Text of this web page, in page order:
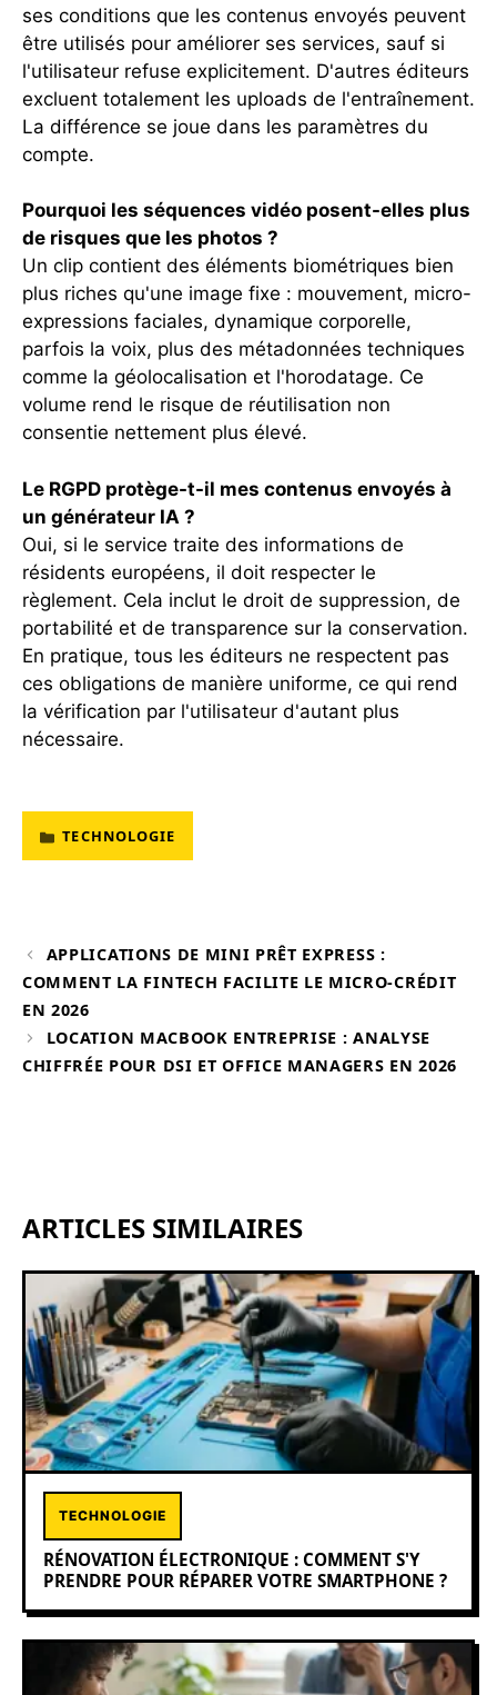
ses conditions que les contenus envoyés peuvent
être utilisés pour améliorer ses services, sauf si
l'utilisateur refuse explicitement. D'autres éditeurs
excluent totalement les uploads de l'entraînement.
La différence se joue dans les paramètres du
compte.
Pourquoi les séquences vidéo posent-elles plus
de risques que les photos ?
Un clip contient des éléments biométriques bien
plus riches qu'une image fixe : mouvement, micro-
expressions faciales, dynamique corporelle,
parfois la voix, plus des métadonnées techniques
comme la géolocalisation et l'horodatage. Ce
volume rend le risque de réutilisation non
consentie nettement plus élevé.
Le RGPD protège-t-il mes contenus envoyés à
un générateur IA ?
Oui, si le service traite des informations de
résidents européens, il doit respecter le
règlement. Cela inclut le droit de suppression, de
portabilité et de transparence sur la conservation.
En pratique, tous les éditeurs ne respectent pas
ces obligations de manière uniforme, ce qui rend
la vérification par l'utilisateur d'autant plus
nécessaire.
CATÉGORIES
TECHNOLOGIE
APPLICATIONS DE MINI PRÊT EXPRESS :
COMMENT LA FINTECH FACILITE LE MICRO-CRÉDIT
EN 2026
LOCATION MACBOOK ENTREPRISE : ANALYSE
CHIFFRÉE POUR DSI ET OFFICE MANAGERS EN 2026
ARTICLES SIMILAIRES
TECHNOLOGIE
RÉNOVATION ÉLECTRONIQUE : COMMENT S'Y
PRENDRE POUR RÉPARER VOTRE SMARTPHONE ?